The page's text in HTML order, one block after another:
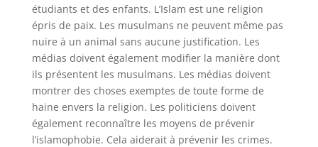
étudiants et des enfants. L’Islam est une religion
épris de paix. Les musulmans ne peuvent même pas
nuire à un animal sans aucune justification. Les
médias doivent également modifier la manière dont
ils présentent les musulmans. Les médias doivent
montrer des choses exemptes de toute forme de
haine envers la religion. Les politiciens doivent
également reconnaître les moyens de prévenir
l’islamophobie. Cela aiderait à prévenir les crimes.